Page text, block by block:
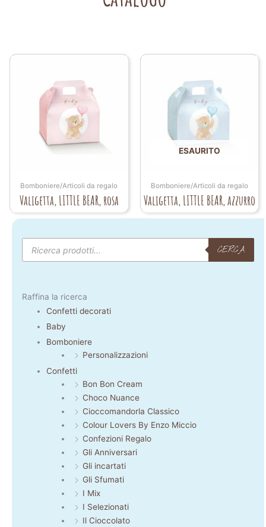
Bomboniere/Articoli da regalo
Valigetta, LITTLE BEAR, rosa
ESAURITO
Bomboniere/Articoli da regalo
Valigetta, LITTLE BEAR, azzurro
Products
search
CERCA
Raffina la ricerca
Confetti decorati
Baby
Bomboniere
Personalizzazioni
Confetti
Bon Bon Cream
Choco Nuance
Cioccomandorla Classico
Colour Lovers By Enzo Miccio
Confezioni Regalo
Gli Anniversari
Gli incartati
Gli Sfumati
I Mix
I Selezionati
Il Cioccolato